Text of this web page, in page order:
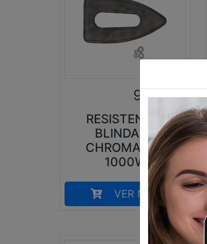
98,90 €
RESISTENCIA
BLINDADA
CHROMALOX
1000W
VER MÁS